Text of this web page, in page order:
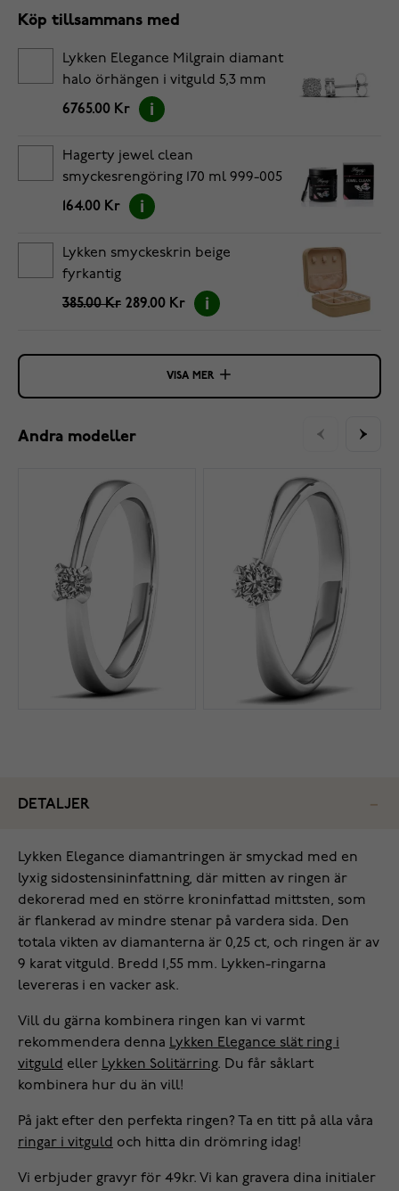
Köp tillsammans med
Lykken Elegance Milgrain diamant
halo örhängen i vitguld 5,3 mm
6765.00 Kr
Hagerty jewel clean
smyckesrengöring 170 ml 999-005
164.00 Kr
Lykken smyckeskrin beige
fyrkantig
385.00 Kr 289.00 Kr
VISA MER
Andra modeller
DETALJER
Lykken Elegance diamantringen är smyckad med en
lyxig sidostensininfattning, där mitten av ringen är
dekorerad med en större kroninfattad mittsten, som
är flankerad av mindre stenar på vardera sida. Den
totala vikten av diamanterna är 0,25 ct, och ringen är av
9 karat vitguld. Bredd 1,55 mm. Lykken-ringarna
levereras i en vacker ask.
Vill du gärna kombinera ringen kan vi varmt
rekommendera denna Lykken Elegance slät ring i
vitguld eller Lykken Solitärring. Du får såklart
kombinera hur du än vill!
På jakt efter den perfekta ringen? Ta en titt på alla våra
ringar i vitguld och hitta din drömring idag!
Vi erbjuder gravyr för 49kr. Vi kan gravera dina initialer